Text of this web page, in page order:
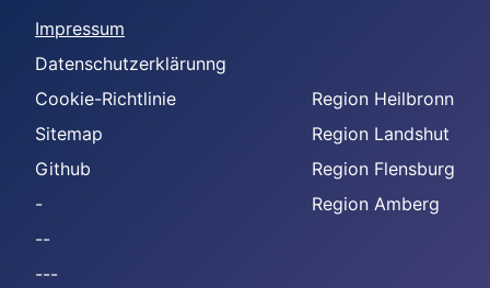
Impressum
Datenschutzerklärunng
Cookie-Richtlinie
Sitemap
Github
-
--
---
Region Heilbronn
Region Landshut
Region Flensburg
Region Amberg